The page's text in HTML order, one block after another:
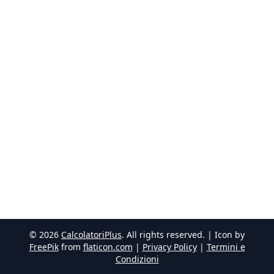
© 2026 CalcolatoriPlus. All rights reserved. | Icon by
FreePik from flaticon.com | Privacy Policy| Termini e
Condizioni